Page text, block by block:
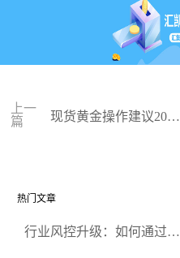
上一
篇
现货黄金操作建议2024
热门文章
行业风控升级：如何通过正